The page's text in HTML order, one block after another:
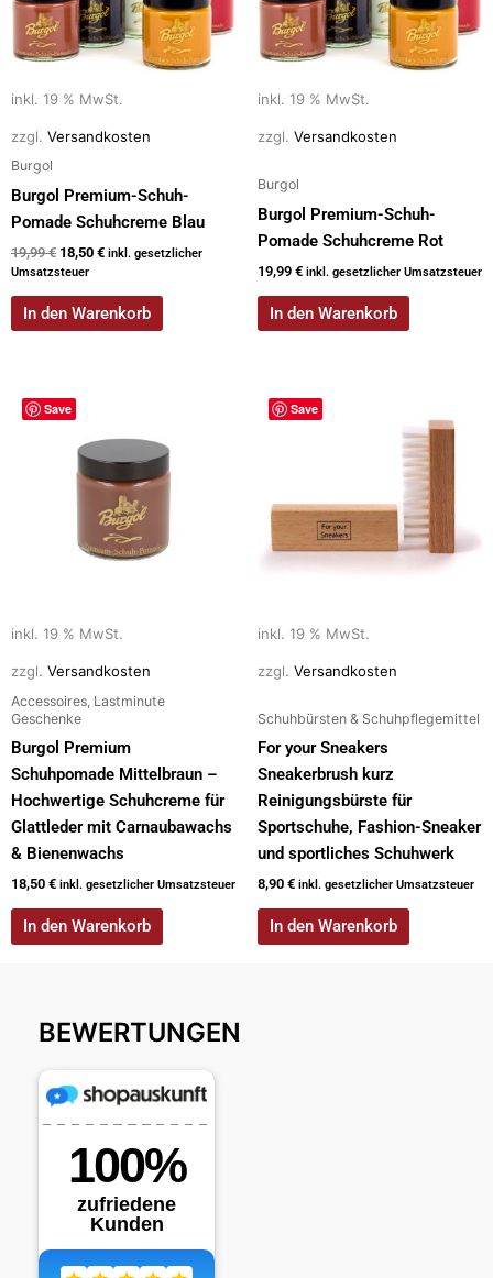
inkl. 19 % MwSt.
zzgl. Versandkosten
Burgol
Burgol Premium-Schuh-
Pomade Schuhcreme Blau
19,99€ 18,50 € inkl. gesetzlicher
Umsatzsteuer
In den Warenkorb
inkl. 19 % MwSt.
zzgl. Versandkosten
Burgol
Burgol Premium-Schuh-
Pomade Schuhcreme Rot
19,99 € inkl. gesetzlicher Umsatzsteuer
In den Warenkorb
Save
inkl. 19 % MwSt.
zzgl. Versandkosten
Accessoires, Lastminute
Geschenke
Burgol Premium
Schuhpomade Mittelbraun –
Hochwertige Schuhcreme für
Glattleder mit Carnaubawachs
& Bienenwachs
18,50 € inkl. gesetzlicher Umsatzsteuer
In den Warenkorb
Save
inkl. 19 % MwSt.
zzgl. Versandkosten
Schuhbürsten & Schuhpflegemittel
For your Sneakers
Sneakerbrush kurz
Reinigungsbürste für
Sportschuhe, Fashion-Sneaker
und sportliches Schuhwerk
8,90 € inkl. gesetzlicher Umsatzsteuer
In den Warenkorb
BEWERTUNGEN